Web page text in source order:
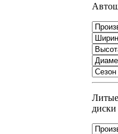
Литые
диски